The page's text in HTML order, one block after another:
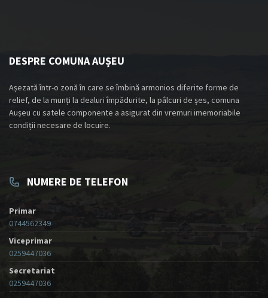
DESPRE COMUNA AUȘEU
Așezată într-o zonă în care se îmbină armonios diferite forme de
relief, de la munți la dealuri împădurite, la pâlcuri de șes, comuna
Aușeu cu satele componente a asigurat din vremuri imemoriabile
condiții necesare de locuire.
NUMERE DE TELEFON
Primar
0744562349
Viceprimar
0259447036
Secretariat
0259447036